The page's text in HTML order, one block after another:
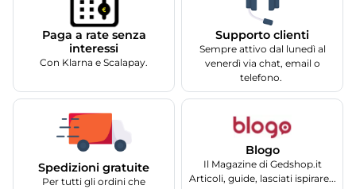
Paga a rate senza
interessi
Con Klarna e Scalapay.
Supporto clienti
Sempre attivo dal lunedì al
venerdì via chat, email o
telefono.
Spedizioni gratuite
Per tutti gli ordini che
Blogo
Il Magazine di Gedshop.it
Articoli, guide, lasciati ispirare...